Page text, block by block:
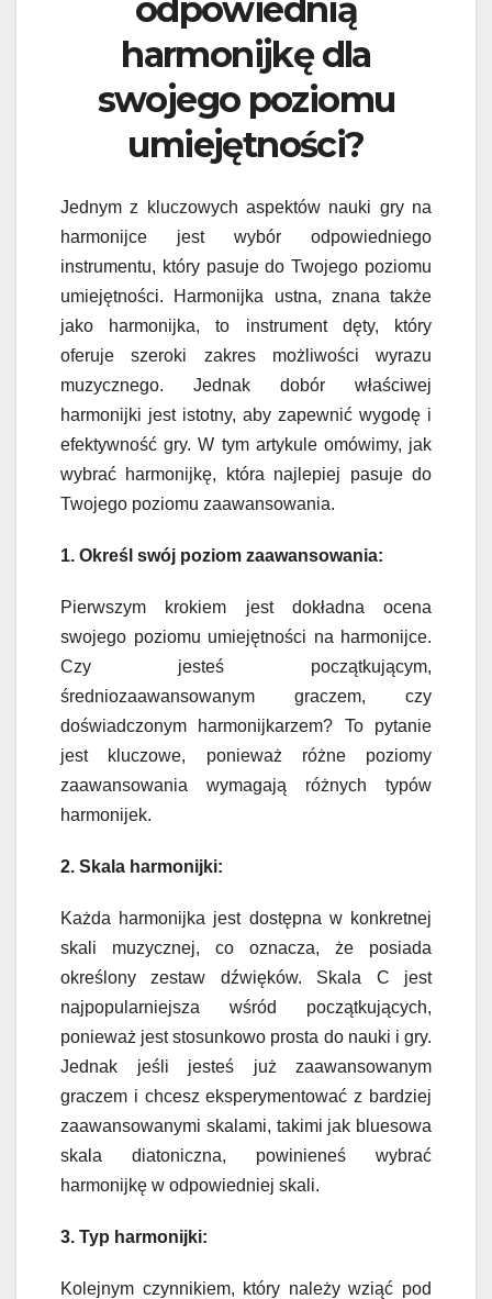
odpowiednią
harmonijkę dla
swojego poziomu
umiejętności?
Jednym z kluczowych aspektów nauki gry na
harmonijce jest wybór odpowiedniego
instrumentu, który pasuje do Twojego poziomu
umiejętności. Harmonijka ustna, znana także
jako harmonijka, to instrument dęty, który
oferuje szeroki zakres możliwości wyrazu
muzycznego. Jednak dobór właściwej
harmonijki jest istotny, aby zapewnić wygodę i
efektywność gry. W tym artykule omówimy, jak
wybrać harmonijkę, która najlepiej pasuje do
Twojego poziomu zaawansowania.
1. Określ swój poziom zaawansowania:
Pierwszym krokiem jest dokładna ocena
swojego poziomu umiejętności na harmonijce.
Czy jesteś początkującym,
średniozaawansowanym graczem, czy
doświadczonym harmonijkarzem? To pytanie
jest kluczowe, ponieważ różne poziomy
zaawansowania wymagają różnych typów
harmonijek.
2. Skala harmonijki:
Każda harmonijka jest dostępna w konkretnej
skali muzycznej, co oznacza, że posiada
określony zestaw dźwięków. Skala C jest
najpopularniejsza wśród początkujących,
ponieważ jest stosunkowo prosta do nauki i gry.
Jednak jeśli jesteś już zaawansowanym
graczem i chcesz eksperymentować z bardziej
zaawansowanymi skalami, takimi jak bluesowa
skala diatoniczna, powinieneś wybrać
harmonijkę w odpowiedniej skali.
3. Typ harmonijki:
Kolejnym czynnikiem, który należy wziąć pod